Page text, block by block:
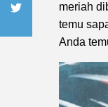
meriah
temu
Anda